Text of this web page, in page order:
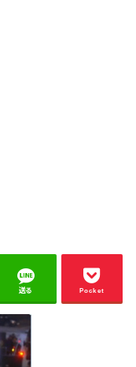
送る Pocket